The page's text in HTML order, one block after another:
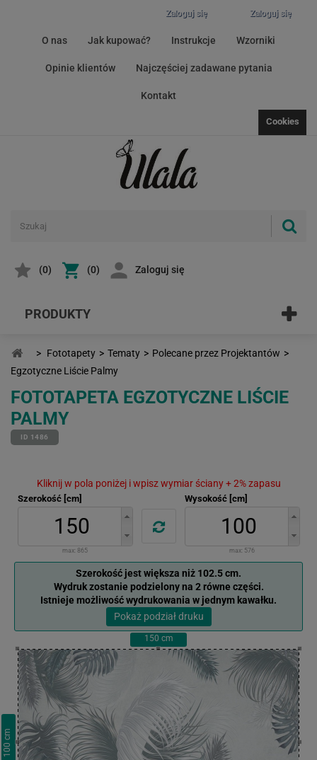
Zaloguj się
Zaloguj się
O nas Jak kupować? Instrukcje Wzorniki
Opinie klientów Najczęściej zadawane pytania
Kontakt
Cookies
(0) (0) Zaloguj się
PRODUKTY
> Fototapety > Tematy > Polecane przez Projektantów >
Egzotyczne Liście Palmy
FOTOTAPETA EGZOTYCZNE LIŚCIE
PALMY
ID 1486
Kliknij w pola poniżej i wpisz wymiar ściany + 2% zapasu
Szerokość [cm]
max: 865
Wysokość [cm]
max: 576
Szerokość jest większa niż 102.5 cm.
Wydruk zostanie podzielony na 2 równe części.
Istnieje możliwość wydrukowania w jednym kawałku.
Pokaż podział druku
150 cm
100
cm